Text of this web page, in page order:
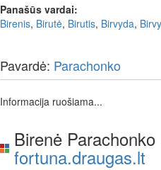
Panašūs vardai:
Birenis, Birutė, Birutis, Birvyda,
Pavardė: Parachonko
Informacija ruošiama...
Birenė
fortuna.draugas.lt